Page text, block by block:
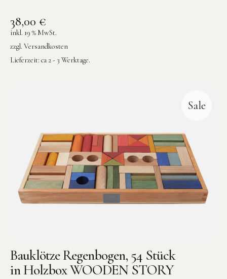
38,00 €
inkl. 19 % MwSt.
zzgl. Versandkosten
Lieferzeit: ca 2 - 3 Werktage.
Sale
Bauklötze Regenbogen, 54 Stück
in Holzbox WOODEN STORY